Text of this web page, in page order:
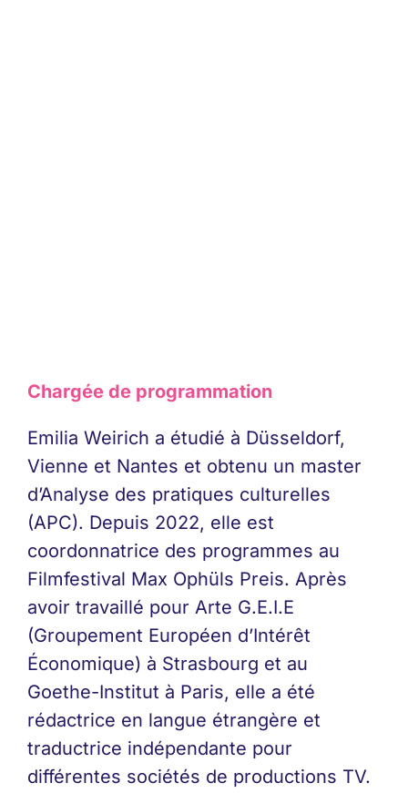
Chargée de programmation
Emilia Weirich a étudié à Düsseldorf,
Vienne et Nantes et obtenu un master
d’Analyse des pratiques culturelles
(APC). Depuis 2022, elle est
coordonnatrice des programmes au
Filmfestival Max Ophüls Preis. Après
avoir travaillé pour Arte G.E.I.E
(Groupement Européen d’Intérêt
Économique) à Strasbourg et au
Goethe-Institut à Paris, elle a été
rédactrice en langue étrangère et
traductrice indépendante pour
différentes sociétés de productions TV.